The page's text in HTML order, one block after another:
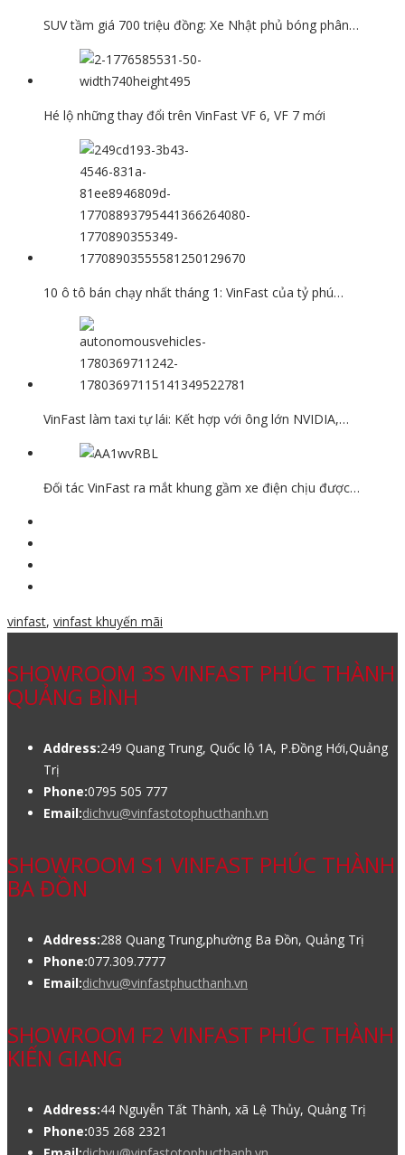
SUV tầm giá 700 triệu đồng: Xe Nhật phủ bóng phân…
Hé lộ những thay đổi trên VinFast VF 6, VF 7 mới
10 ô tô bán chạy nhất tháng 1: VinFast của tỷ phú…
VinFast làm taxi tự lái: Kết hợp với ông lớn NVIDIA,…
Đối tác VinFast ra mắt khung gầm xe điện chịu được…
vinfast, vinfast khuyến mãi
SHOWROOM 3S VINFAST PHÚC THÀNH
QUẢNG BÌNH
Address:249 Quang Trung, Quốc lộ 1A, P.Đồng Hới,Quảng
Trị
Phone:0795 505 777
Email:dichvu@vinfastotophucthanh.vn
SHOWROOM S1 VINFAST PHÚC THÀNH
BA ĐỒN
Address:288 Quang Trung,phường Ba Đồn, Quảng Trị
Phone:077.309.7777
Email:dichvu@vinfastphucthanh.vn
SHOWROOM F2 VINFAST PHÚC THÀNH
KIẾN GIANG
Address:44 Nguyễn Tất Thành, xã Lệ Thủy, Quảng Trị
Phone:035 268 2321